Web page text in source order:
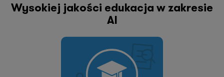
Wysokiej jakości edukacja w zakresie
AI